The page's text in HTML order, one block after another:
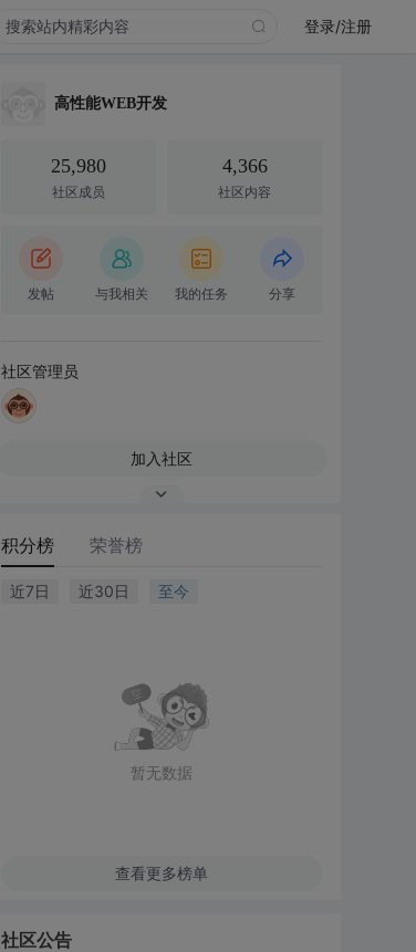
登录/注册
高性能WEB开发
25,980
社区成员
4,366
社区内容
发帖 与我相关 我的任务 分享
社区管理员
加入社区
积分榜 荣誉榜
近7日 近30日 至今
暂无数据
查看更多榜单
社区公告